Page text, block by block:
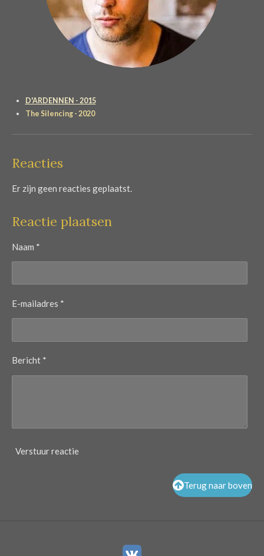
D'ARDENNEN - 2015
The Silencing - 2020
Reacties
Er zijn geen reacties geplaatst.
Reactie plaatsen
Naam *
E-mailadres *
Bericht *
Verstuur reactie
Terug naar boven